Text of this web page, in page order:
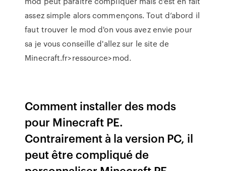
assez simple alors commençons. Tout d’abord il
faut trouver le mod d'on vous avez envie pour
sa je vous conseille d'allez sur le site de
Minecraft.fr>ressource>mod.
Comment installer des mods
pour Minecraft PE.
Contrairement à la version PC, il
peut être compliqué de